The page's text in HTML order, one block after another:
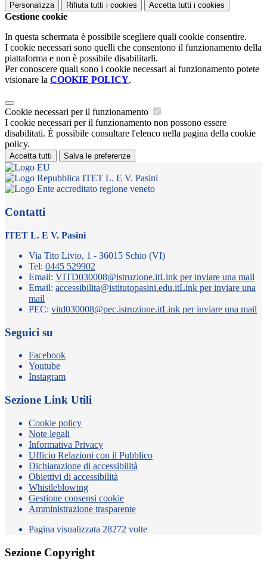
Personalizza Rifiuta tutti i cookies Accetta tutti i cookies
Gestione cookie
In questa schermata è possibile scegliere quali cookie consentire.
I cookie necessari sono quelli che consentono il funzionamento della
piattaforma e non è possibile disabilitarli.
Per conoscere quali sono i cookie necessari al funzionamento potete
visionare la COOKIE POLICY.
Cookie necessari per il funzionamento
I cookie necessari per il funzionamento non possono essere
disabilitati. È possibile consultare l'elenco nella pagina della cookie
policy.
Accetta tutti Salva le preferenze
ITET L. E V. Pasini
Contatti
ITET L. E V. Pasini
Via Tito Livio, 1 - 36015 Schio (VI)
Tel: 0445 529902
Email: VITD030008@istruzione.itLink per inviare una mail
Email: accessibilita@istitutopasini.edu.itLink per inviare una
mail
PEC: vitd030008@pec.istruzione.itLink per inviare una mail
Seguici su
Facebook
Youtube
Instagram
Sezione Link Utili
Cookie policy
Note legali
Informativa Privacy
Ufficio Relazioni con il Pubblico
Dichiarazione di accessibilità
Obiettivi di accessibilità
Whistleblowing
Gestione consensi cookie
Amministrazione trasparente
Pagina visualizzata 28272 volte
Sezione Copyright